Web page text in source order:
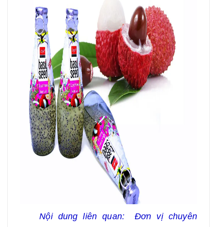
Nội dung liên quan:
Đơn vị chuyên